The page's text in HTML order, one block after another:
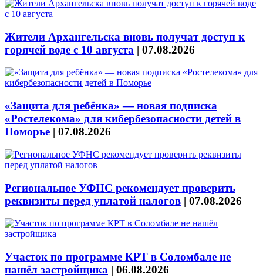
Жители Архангельска вновь получат доступ к
горячей воде с 10 августа | 07.08.2026
«Защита для ребёнка» — новая подписка
«Ростелекома» для кибербезопасности детей в
Поморье | 07.08.2026
Региональное УФНС рекомендует проверить
реквизиты перед уплатой налогов | 07.08.2026
Участок по программе КРТ в Соломбале не
нашёл застройщика | 06.08.2026